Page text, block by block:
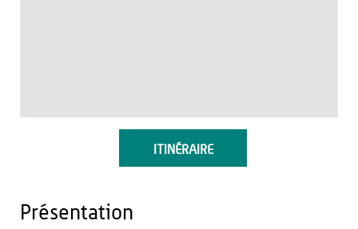
ITINÉRAIRE
Présentation